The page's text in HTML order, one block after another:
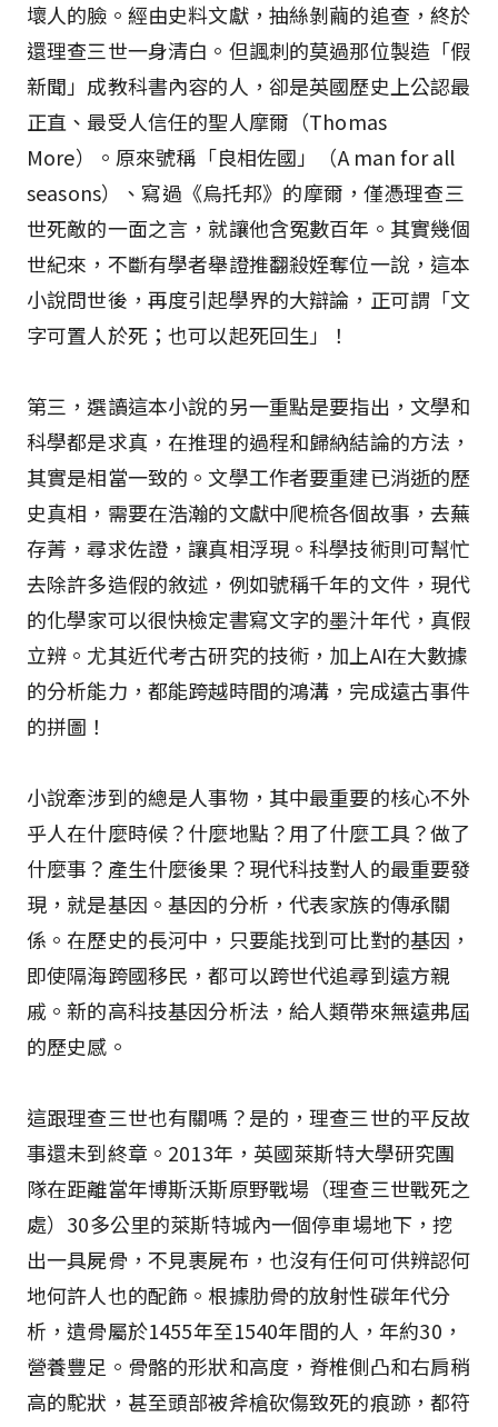
壞人的臉。經由史料文獻，抽絲剝繭的追查，終於
還理查三世一身清白。但諷刺的莫過那位製造「假
新聞」成教科書內容的人，卻是英國歷史上公認最
正直、最受人信任的聖人摩爾（Thomas
More）。原來號稱「良相佐國」（A man for all
seasons）、寫過《烏托邦》的摩爾，僅憑理查三
世死敵的一面之言，就讓他含冤數百年。其實幾個
世紀來，不斷有學者舉證推翻殺姪奪位一說，這本
小說問世後，再度引起學界的大辯論，正可謂「文
字可置人於死；也可以起死回生」！
第三，選讀這本小說的另一重點是要指出，文學和
科學都是求真，在推理的過程和歸納結論的方法，
其實是相當一致的。文學工作者要重建已消逝的歷
史真相，需要在浩瀚的文獻中爬梳各個故事，去蕪
存菁，尋求佐證，讓真相浮現。科學技術則可幫忙
去除許多造假的敘述，例如號稱千年的文件，現代
的化學家可以很快檢定書寫文字的墨汁年代，真假
立辨。尤其近代考古研究的技術，加上AI在大數據
的分析能力，都能跨越時間的鴻溝，完成遠古事件
的拼圖！
小說牽涉到的總是人事物，其中最重要的核心不外
乎人在什麼時候？什麼地點？用了什麼工具？做了
什麼事？產生什麼後果？現代科技對人的最重要發
現，就是基因。基因的分析，代表家族的傳承關
係。在歷史的長河中，只要能找到可比對的基因，
即使隔海跨國移民，都可以跨世代追尋到遠方親
戚。新的高科技基因分析法，給人類帶來無遠弗屆
的歷史感。
這跟理查三世也有關嗎？是的，理查三世的平反故
事還未到終章。2013年，英國萊斯特大學研究團
隊在距離當年博斯沃斯原野戰場（理查三世戰死之
處）30多公里的萊斯特城內一個停車場地下，挖
出一具屍骨，不見裹屍布，也沒有任何可供辨認何
地何許人也的配飾。根據肋骨的放射性碳年代分
析，遺骨屬於1455年至1540年間的人，年約30，
營養豐足。骨骼的形狀和高度，脊椎側凸和右肩稍
高的駝狀，甚至頭部被斧槍砍傷致死的痕跡，都符